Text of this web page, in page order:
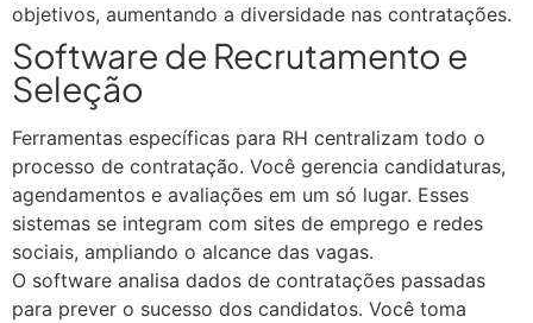
objetivos, aumentando a diversidade nas contratações.
Software de Recrutamento e
Seleção
Ferramentas específicas para RH centralizam todo o
processo de contratação. Você gerencia candidaturas,
agendamentos e avaliações em um só lugar. Esses
sistemas se integram com sites de emprego e redes
sociais, ampliando o alcance das vagas.
O software analisa dados de contratações passadas
para prever o sucesso dos candidatos. Você toma